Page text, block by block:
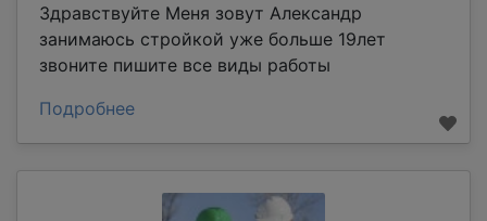
Здравствуйте Меня зовут Александр
занимаюсь стройкой уже больше 19лет
звоните пишите все виды работы
Подробнее